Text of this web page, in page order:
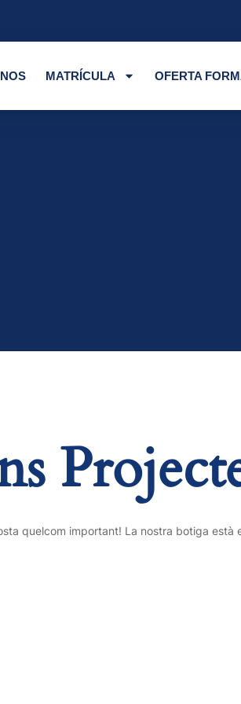
MATRÍCULA OFERTA
quelcom important! La nostra botiga està